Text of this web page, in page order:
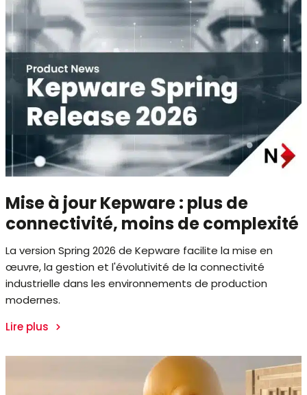
Mise à jour Kepware : plus de
connectivité, moins de complexité
La version Spring 2026 de Kepware facilite la mise en
œuvre, la gestion et l'évolutivité de la connectivité
industrielle dans les environnements de production
modernes.
Lire plus